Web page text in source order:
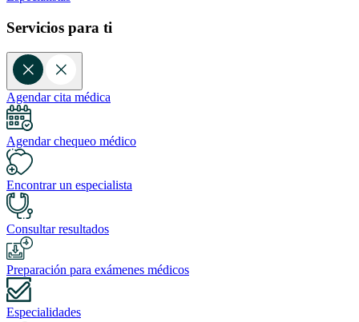
Servicios para ti
Agendar cita médica
Agendar chequeo médico
Encontrar un especialista
Consultar resultados
Preparación para exámenes médicos
Especialidades